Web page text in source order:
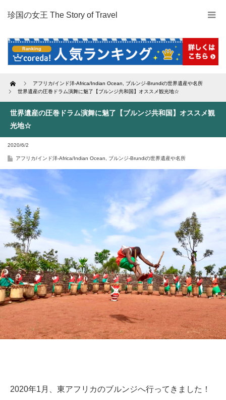
珍国の女王 The Story of Travel
Home アフリカ/インド洋-Africa/Indian Ocean
ブルンジ-Brundiの世界遺産や名所
世界遺産の圧巻ドラム演舞に魅了【ブルンジ共和国】オススメ観光地☆
世界遺産の圧巻ドラム演舞に魅了【ブルンジ共和国】オススメ観
光地☆
2020/6/2
アフリカ/インド洋-Africa/Indian Ocean ブルンジ-Brundiの世界遺産や名所
2020年1月、東アフリカのブルンジへ行ってきました！